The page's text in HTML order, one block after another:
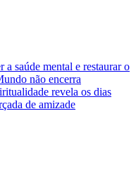
a saúde mental e restaurar o
não encerra
revela os dias
de amizade